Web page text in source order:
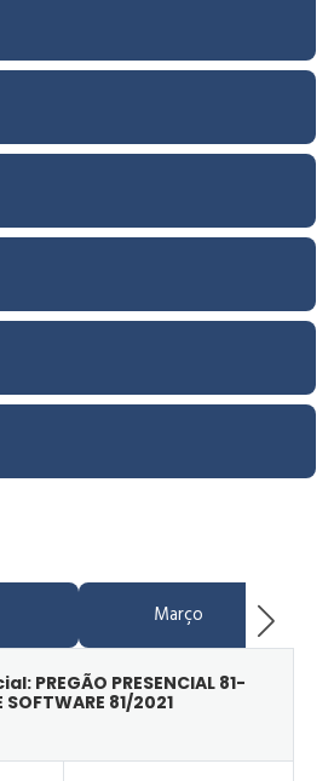
Março
PREGÃO PRESENCIAL 81-
SOFTWARE 81/2021